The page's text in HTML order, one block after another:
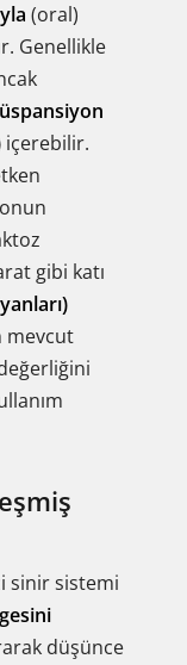
(oral)
Genellikle
içerebilir.
gibi katı
mevcut
sinir sistemi
düşünce